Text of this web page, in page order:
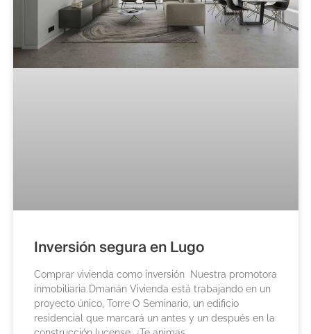
Inversión segura en Lugo
Comprar vivienda como inversión Nuestra promotora
inmobiliaria Dmanán Vivienda está trabajando en un
proyecto único, Torre O Seminario, un edificio
residencial que marcará un antes y un después en la